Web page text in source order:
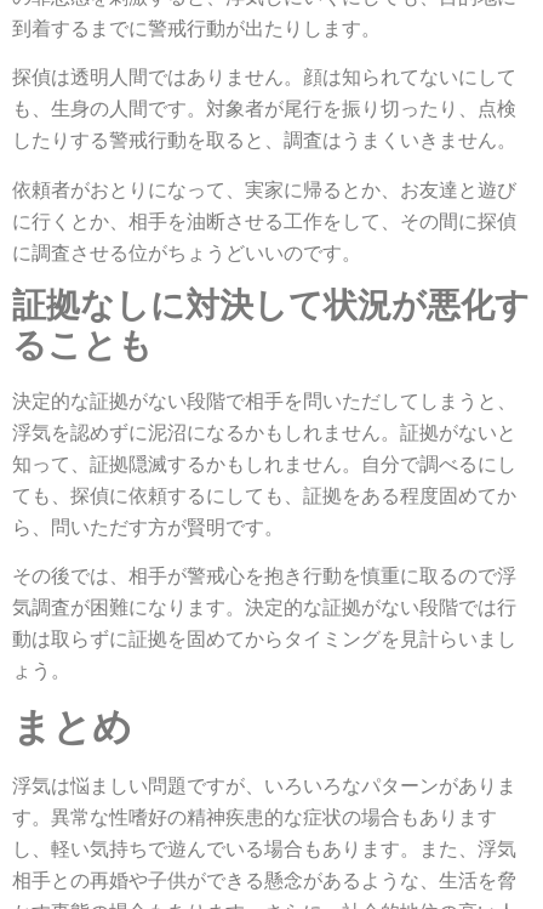
到着するまでに警戒行動が出たりします。
探偵は透明人間ではありません。顔は知られてないにして
も、生身の人間です。対象者が尾行を振り切ったり、点検
したりする警戒行動を取ると、調査はうまくいきません。
依頼者がおとりになって、実家に帰るとか、お友達と遊び
に行くとか、相手を油断させる工作をして、その間に探偵
に調査させる位がちょうどいいのです。
証拠なしに対決して状況が悪化す
ることも
決定的な証拠がない段階で相手を問いただしてしまうと、
浮気を認めずに泥沼になるかもしれません。証拠がないと
知って、証拠隠滅するかもしれません。自分で調べるにし
ても、探偵に依頼するにしても、証拠をある程度固めてか
ら、問いただす方が賢明です。
その後では、相手が警戒心を抱き行動を慎重に取るので浮
気調査が困難になります。決定的な証拠がない段階では行
動は取らずに証拠を固めてからタイミングを見計らいまし
ょう。
まとめ
浮気は悩ましい問題ですが、いろいろなパターンがありま
す。異常な性嗜好の精神疾患的な症状の場合もあります
し、軽い気持ちで遊んでいる場合もあります。また、浮気
相手との再婚や子供ができる懸念があるような、生活を脅